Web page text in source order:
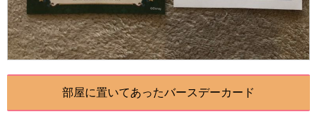
部屋に置いてあったバースデーカード